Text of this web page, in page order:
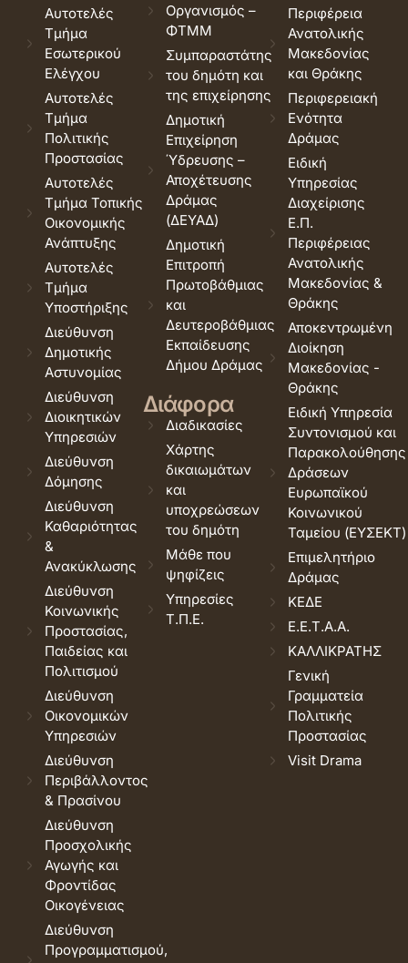
Αυτοτελές
Τμήμα
Εσωτερικού
Ελέγχου
Αυτοτελές
Τμήμα
Πολιτικής
Προστασίας
Αυτοτελές
Τμήμα Τοπικής
Οικονομικής
Ανάπτυξης
Αυτοτελές
Τμήμα
Υποστήριξης
Διεύθυνση
Δημοτικής
Αστυνομίας
Διεύθυνση
Διοικητικών
Υπηρεσιών
Διεύθυνση
Δόμησης
Διεύθυνση
Καθαριότητας
&
Ανακύκλωσης
Διεύθυνση
Κοινωνικής
Προστασίας,
Παιδείας και
Πολιτισμού
Διεύθυνση
Οικονομικών
Υπηρεσιών
Διεύθυνση
Περιβάλλοντος
& Πρασίνου
Διεύθυνση
Προσχολικής
Αγωγής και
Φροντίδας
Οικογένειας
Διεύθυνση
Προγραμματισμού,
Οργανισμός –
ΦΤΜΜ
Συμπαραστάτης
του δημότη και
της επιχείρησης
Δημοτική
Επιχείρηση
Ύδρευσης –
Αποχέτευσης
Δράμας
(ΔΕΥΑΔ)
Δημοτική
Επιτροπή
Πρωτοβάθμιας
και
Δευτεροβάθμιας
Εκπαίδευσης
Δήμου Δράμας
Διάφορα
Διαδικασίες
Χάρτης
δικαιωμάτων
και
υποχρεώσεων
του δημότη
Μάθε που
ψηφίζεις
Υπηρεσίες
Τ.Π.Ε.
Περιφέρεια
Ανατολικής
Μακεδονίας
και Θράκης
Περιφερειακή
Ενότητα
Δράμας
Ειδική
Υπηρεσίας
Διαχείρισης
Ε.Π.
Περιφέρειας
Ανατολικής
Μακεδονίας &
Θράκης
Αποκεντρωμένη
Διοίκηση
Μακεδονίας -
Θράκης
Ειδική Υπηρεσία
Συντονισμού και
Παρακολούθησης
Δράσεων
Ευρωπαϊκού
Κοινωνικού
Ταμείου (ΕΥΣΕΚΤ)
Επιμελητήριο
Δράμας
ΚΕΔΕ
Ε.Ε.Τ.Α.Α.
ΚΑΛΛΙΚΡΑΤΗΣ
Γενική
Γραμματεία
Πολιτικής
Προστασίας
Visit Drama